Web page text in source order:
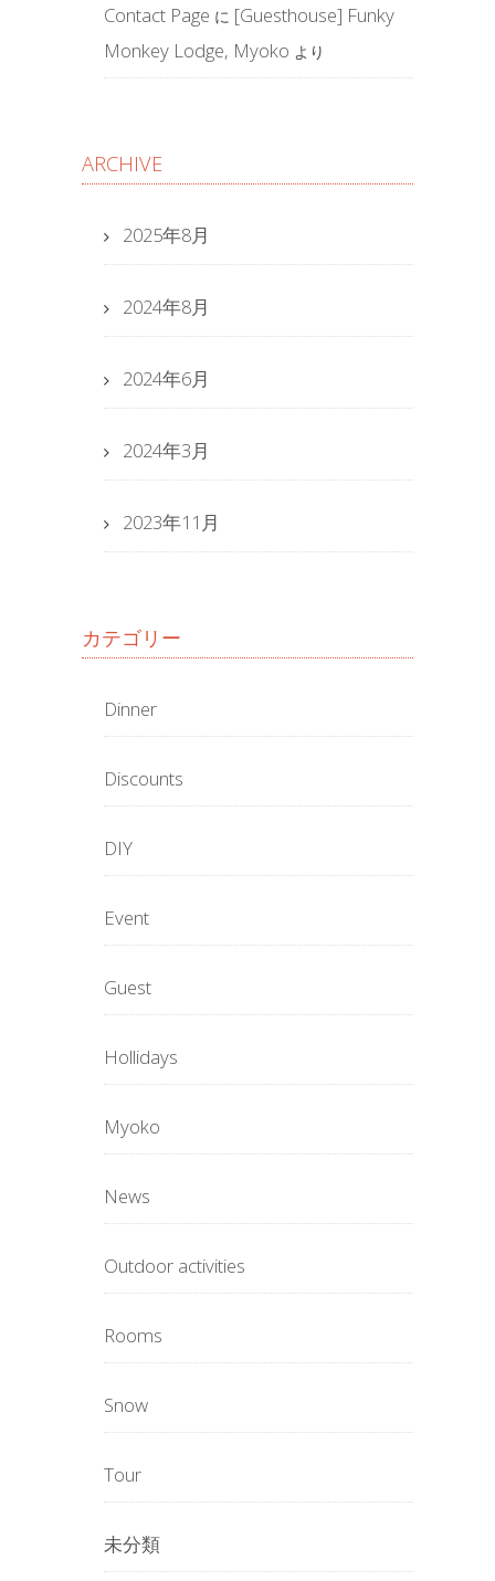
Contact Page に [Guesthouse] Funky
Monkey Lodge, Myoko より
ARCHIVE
2025年8月
2024年8月
2024年6月
2024年3月
2023年11月
カテゴリー
Dinner
Discounts
DIY
Event
Guest
Hollidays
Myoko
News
Outdoor activities
Rooms
Snow
Tour
未分類